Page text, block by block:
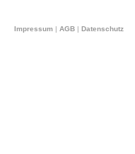
Impressum | AGB | Datenschutz